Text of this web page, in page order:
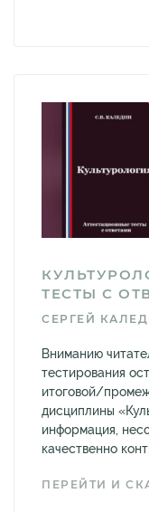
ТЕСТЫ С
СЕРГЕЙ
Вниманию
тестирования
итоговой/
дисциплины
информация,
качественно
ПЕРЕЙТИ И